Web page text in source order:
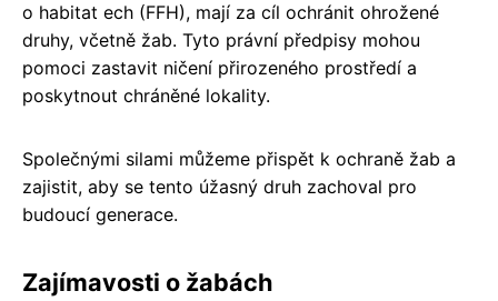
o habitat ech (FFH), mají za cíl ochránit ohrožené
druhy, včetně žab. Tyto právní předpisy mohou
pomoci zastavit ničení přirozeného prostředí a
poskytnout chráněné lokality.
Společnými silami můžeme přispět k ochraně žab a
zajistit, aby se tento úžasný druh zachoval pro
budoucí generace.
Zajímavosti o žabách